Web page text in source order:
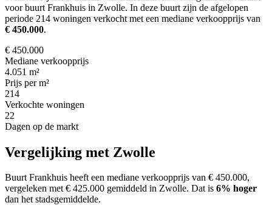
voor buurt Frankhuis in Zwolle. In deze buurt zijn de afgelopen
periode 214 woningen verkocht met een mediane verkoopprijs van
€ 450.000.
€ 450.000
Mediane verkoopprijs
4.051 m²
Prijs per m²
214
Verkochte woningen
22
Dagen op de markt
Vergelijking met Zwolle
Buurt Frankhuis heeft een mediane verkoopprijs van € 450.000,
vergeleken met € 425.000 gemiddeld in Zwolle. Dat is 6% hoger
dan het stadsgemiddelde.